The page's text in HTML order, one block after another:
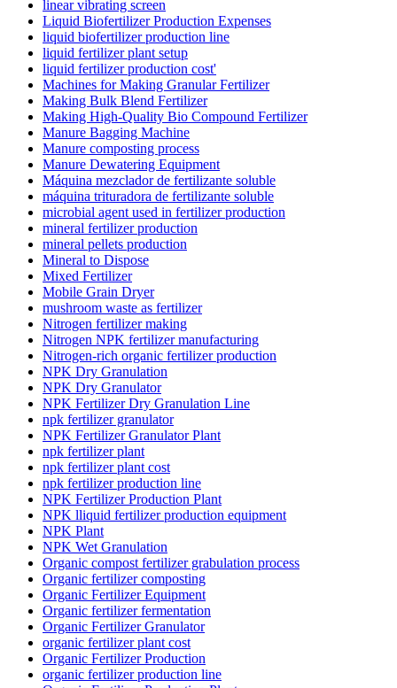
linear vibrating screen
Liquid Biofertilizer Production Expenses
liquid biofertilizer production line
liquid fertilizer plant setup
liquid fertilizer production cost'
Machines for Making Granular Fertilizer
Making Bulk Blend Fertilizer
Making High-Quality Bio Compound Fertilizer
Manure Bagging Machine
Manure composting process
Manure Dewatering Equipment
Máquina mezclador de fertilizante soluble
máquina trituradora de fertilizante soluble
microbial agent used in fertilizer production
mineral fertilizer production
mineral pellets production
Mineral to Dispose
Mixed Fertilizer
Mobile Grain Dryer
mushroom waste as fertilizer
Nitrogen fertilizer making
Nitrogen NPK fertilizer manufacturing
Nitrogen-rich organic fertilizer production
NPK Dry Granulation
NPK Dry Granulator
NPK Fertilizer Dry Granulation Line
npk fertilizer granulator
NPK Fertilizer Granulator Plant
npk fertilizer plant
npk fertilizer plant cost
npk fertilizer production line
NPK Fertilizer Production Plant
NPK lliquid fertilizer production equipment
NPK Plant
NPK Wet Granulation
Organic compost fertilizer grabulation process
Organic fertilizer composting
Organic Fertilizer Equipment
Organic fertilizer fermentation
Organic Fertilizer Granulator
organic fertilizer plant cost
Organic Fertilizer Production
organic fertilizer production line